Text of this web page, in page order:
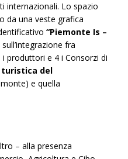
internazionali. Lo spazio
da una veste grafica
“Piemonte Is –
fra
i produttori e 4 i Consorzi di
turistica del
e quella
– alla presenza